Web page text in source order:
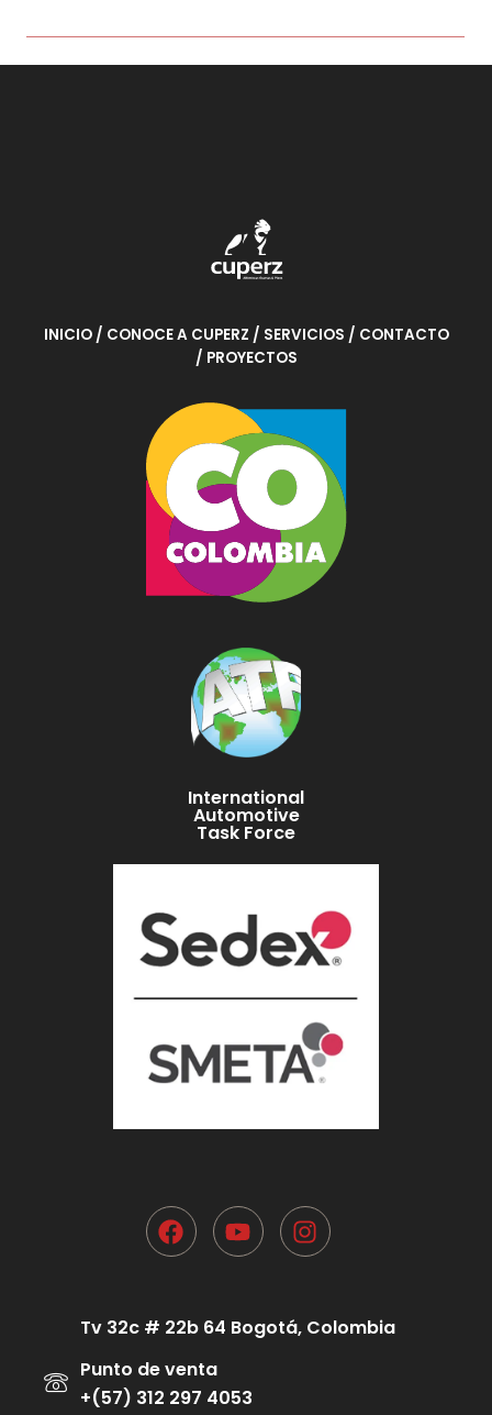
INICIO / CONOCE A CUPERZ / SERVICIOS / CONTACTO
/ PROYECTOS
International
Automotive
Task Force
Tv 32c # 22b 64 Bogotá, Colombia
Punto de venta
+(57) 312 297 4053